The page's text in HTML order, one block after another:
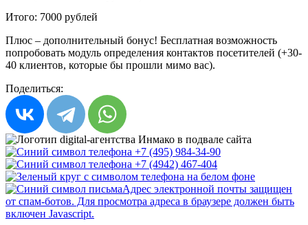
Итого: 7000 рублей
Плюс – дополнительный бонус! Бесплатная возможность
попробовать модуль определения контактов посетителей (+30-
40 клиентов, которые бы прошли мимо вас).
Поделиться:
+7 (495) 984-34-90
+7 (4942) 467-404
Адрес электронной почты защищен
от спам-ботов. Для просмотра адреса в браузере должен быть
включен Javascript.